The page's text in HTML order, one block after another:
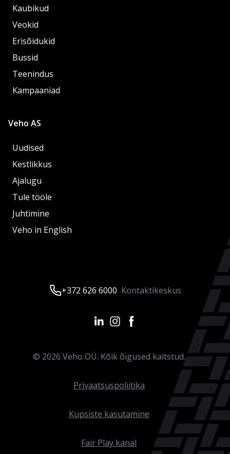
Kaubikud
Veokid
Erisõidukid
Bussid
Teenindus
Kampaaniad
Veho AS
Uudised
Kestlikkus
Ajalugu
Tule tööle
Juhtimine
Veho in English
+372 626 6000 Kontaktikeskus
© 2026 Veho OÜ. Kõik õigused kaitstud.
Privaatsuspoliitika
Küpsiste kasutamine
Fair Play kanal